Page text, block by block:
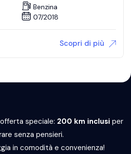
Benzina
07/2018
Scopri di più
speciale: 200 km inclusi per
senza pensieri.
in comodità e convenienza!